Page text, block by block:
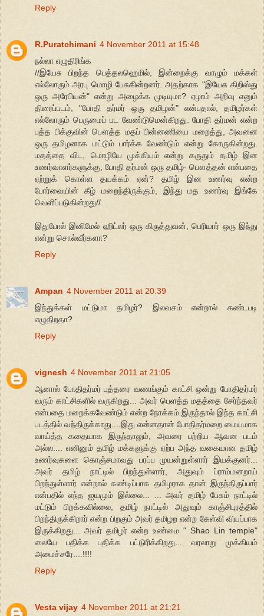
Reply
R.Puratchimani 4 November 2011 at 15:48
நல்லா எழுதிரிங்க
//இயேசு பிறந்த பெத்தலஹெமில், இன்றைக்கு வாழும் மக்கள்
எல்லோரும் அரபு மொழி பேசுகின்றனர். அதற்காக "இயேசு கிறிஸ்து
ஒரு அரேபியன்" என்று அழைக்க முடியுமா? ஏழாம் அறிவு எனும்
திரைப்படம், "போதி தர்மர் ஒரு தமிழன்" என்பதால், தமிழர்கள்
எல்லோரும் பெருமைப் பட வேண்டுமென்கிறது. போதி தர்மன் என்ற
புத்த பிக்குவின் பௌத்த மதப் பின்னணியை மறைத்து, அவனை
ஒரு தமிழனாக மட்டும் பார்க்க வேண்டும் என்று கோருகின்றது.
மதத்தை விட, மொழியே முக்கியம் என்று கருதும் தமிழ் இன
உணர்வாளர்களுக்கு, போதி தர்மன் ஒரு தமிழ்- பௌத்தன் என்பதை
ஏற்றுக் கொள்ள தயக்கம் ஏன்? தமிழ் இன உணர்வு என்ற
போர்வையின் கீழ் மறைந்திருக்கும், இந்து மத உணர்வு இங்கே
வெளிப்படுகின்றது//
இதுபோல் இனிமேல் ஹிட்லர் ஒரு கிருத்துவன், பெரியார் ஒரு இந்து
என்று சொல்வீர்களா?
Reply
Ampan 4 November 2011 at 20:39
இந்துக்கள் மட்டுமா தமிழர்? இலவசம் என்றால் கண்டபடி
எழுதிறதா?
Reply
vignesh 4 November 2011 at 21:05
ஆனால் போதிதர்மர் புத்தரை வணங்கும் காட்சி ஒன்று போதிதர்மர்
வரும் காட்சிகளில் வருகிறது... அவர் பெளத்த மதத்தை சேர்ந்தவர்
என்பதை மறைக்கவேண்டும் என்ற நோக்கம் இருந்தால் இந்த காட்சி
படத்தில் வந்திருக்காது....இது என்னதான் போதிதர்மறை மையமாக
வாய்த்த கதையாக இருந்தாலும், அவரை பற்றிய ஆவன படம்
அல்ல.... எனினும் தமிழ் மக்களுக்கு ஏற்ப அந்த வகையான தமிழ்
உணர்வுகளை கொஞ்சமாவது பரப்ப முயன்றுள்ளார் இயக்குனர்...
அவர் தமிழ் நாட்டில் பிறந்துள்ளார், அதுவும் ப்ராம்மனறாய்
பிறந்துள்ளார் என்றால் கண்டிப்பாக தமிழராக தான் இருந்திருப்பார்
என்பதில் எந்த ஐயமும் இல்லை... ... அவர் தமிழ் பேசும் நாட்டில்
மட்டும் பிறக்கவில்லை, தமிழ் நாட்டில் அதுவும் காஞ்சிபுரத்தில்
பிறந்திருக்கிறார் என்ற பிறகும் அவர் தமிழற என்ற கேள்வி வியப்பாக
இருக்கிறது... அவர் தமிழர் என்ற உண்மை " Shao Lin temple"
லையே பதிக்க பதிக்க பட்டுரிக்கிறது... வரலாறு முக்கியம்
அமைச்சரே....!!!!
Reply
Vesta vijay 4 November 2011 at 21:21